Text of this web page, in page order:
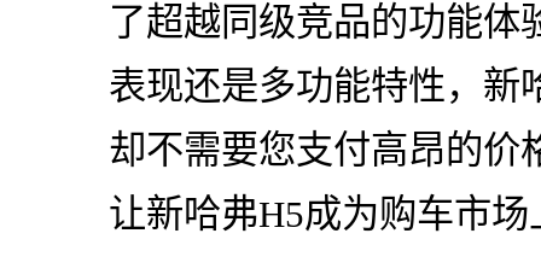
了超越同级竞品的功能体
表现还是多功能特性，新
却不需要您支付高昂的价
让新哈弗H5成为购车市